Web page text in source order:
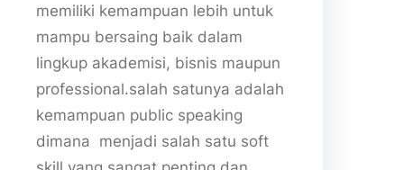
memiliki kemampuan lebih untuk
mampu bersaing baik dalam
lingkup akademisi, bisnis maupun
professional.salah satunya adalah
kemampuan public speaking
dimana menjadi salah satu soft